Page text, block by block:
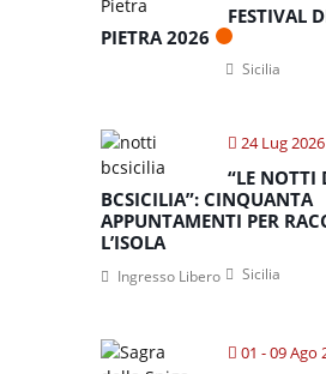
FESTIVAL
PIETRA 2026
Sicilia
24 Lug 2026
“LE NOTTI
BCSICILIA”: CINQUANTA
APPUNTAMENTI PER
L’ISOLA
Sicilia
Ingresso Libero
01 - 09 Ago